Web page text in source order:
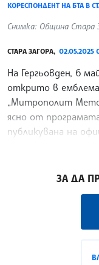
КОРЕСПОНДЕНТ НА БТА В
Снимка: Община Стара
СТАРА ЗАГОРА, 02.05.2025
На Гергьовден, 6
открито в
„Митрополит
ясно от
публикувана на
ЗА ДА